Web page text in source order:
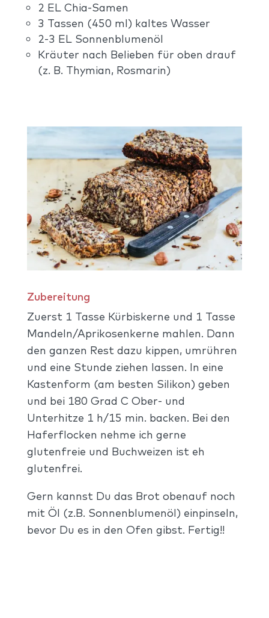
2 EL Chia-Samen
3 Tassen (450 ml) kaltes Wasser
2-3 EL Sonnenblumenöl
Kräuter nach Belieben für oben drauf
(z. B. Thymian, Rosmarin)
Zubereitung
Zuerst 1 Tasse Kürbiskerne und 1 Tasse
Mandeln/Aprikosenkerne mahlen. Dann
den ganzen Rest dazu kippen, umrühren
und eine Stunde ziehen lassen. In eine
Kastenform (am besten Silikon) geben
und bei 180 Grad C Ober- und
Unterhitze 1 h/15 min. backen. Bei den
Haferflocken nehme ich gerne
glutenfreie und Buchweizen ist eh
glutenfrei.
Gern kannst Du das Brot obenauf noch
mit Öl (z.B. Sonnenblumenöl) einpinseln,
bevor Du es in den Ofen gibst. Fertig!!